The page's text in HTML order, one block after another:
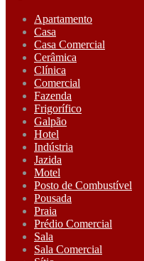
Apartamento
Casa
Casa Comercial
Cerâmica
Clínica
Comercial
Fazenda
Frigorífico
Galpão
Hotel
Indústria
Jazida
Motel
Posto de Combustível
Pousada
Praia
Prédio Comercial
Sala
Sala Comercial